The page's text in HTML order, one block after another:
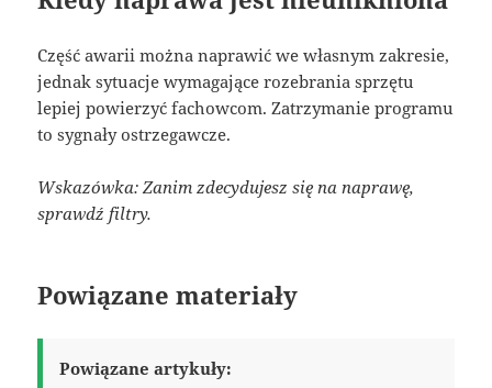
Część awarii można naprawić we własnym zakresie,
jednak sytuacje wymagające rozebrania sprzętu
lepiej powierzyć fachowcom. Zatrzymanie programu
to sygnały ostrzegawcze.
Wskazówka: Zanim zdecydujesz się na naprawę,
sprawdź filtry.
Powiązane materiały
Powiązane artykuły: